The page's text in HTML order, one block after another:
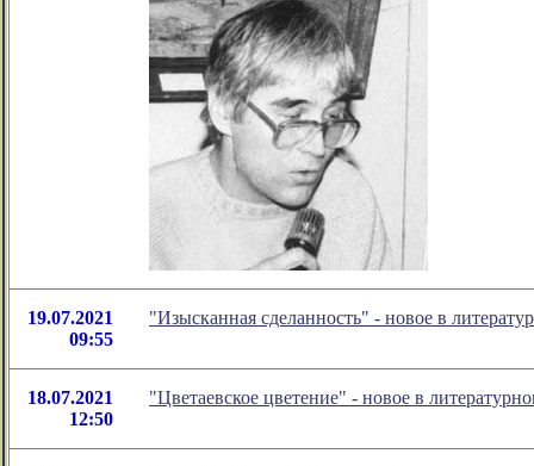
19.07.2021
09:55
"Изысканная сделанность" - новое в
18.07.2021
12:50
"Цветаевское цветение" - новое в